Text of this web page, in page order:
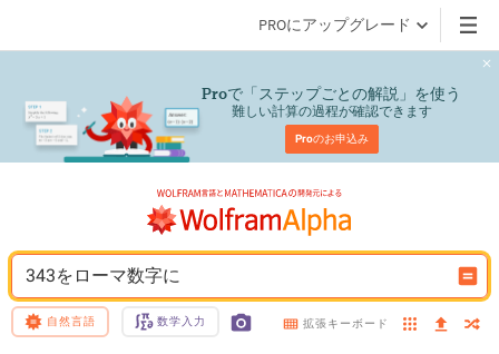
PROにアップグレード
Proで「ステップごとの解説」を使う
難しい計算の過程が確認できます
Proのお申込み
343をローマ数字に
自然言語 数学入力 拡張キーボード